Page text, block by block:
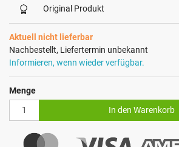
Original Produkt
Aktuell nicht lieferbar
Nachbestellt, Liefertermin unbekannt
Informieren, wenn wieder verfügbar.
Menge
In den Warenkorb